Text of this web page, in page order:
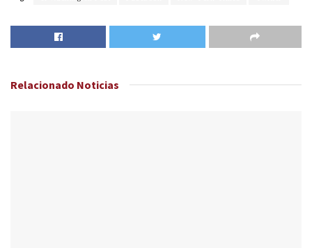
Relacionado Noticias